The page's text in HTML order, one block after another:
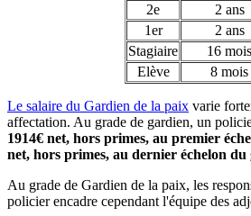
2e
2 ans
1er
2 ans
Stagiaire
16 mois
Elève
8 mois
Le salaire du Gardien de la paix varie
affectation. Au grade de gardien, un
1914€ net, hors primes, au premier
net, hors primes, au dernier échelon du
Au grade de Gardien de la paix, les
policier encadre cependant l'équipe des